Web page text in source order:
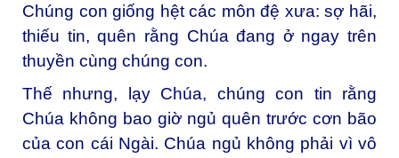
Chúng con giống hệt các môn đệ xưa: sợ hãi,
thiếu tin, quên rằng Chúa đang ở ngay trên
thuyền cùng chúng con.
Thế nhưng, lạy Chúa, chúng con tin rằng
Chúa không bao giờ ngủ quên trước cơn bão
của con cái Ngài. Chúa ngủ không phải vì vô